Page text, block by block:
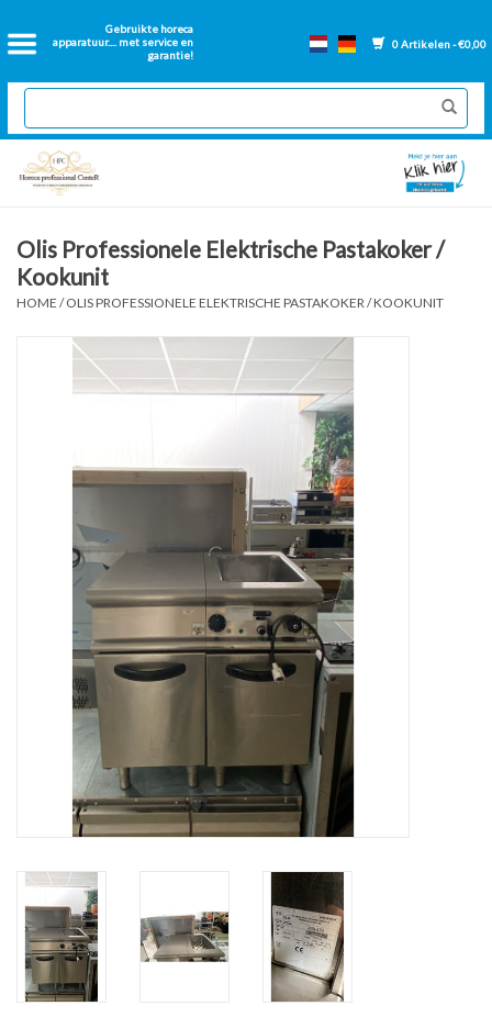
Gebruikte horeca
apparatuur.... met service en
garantie!
0 Artikelen - €0,00
Home
2dehands Horeca
Nieuwe apparatuur
GN Bakken
Onderdelen bakwanden
Ventilatie kanalen
Olis Professionele Elektrische Pastakoker /
Kookunit
HOME /OLIS PROFESSIONELE ELEKTRISCHE PASTAKOKER / KOOKUNIT